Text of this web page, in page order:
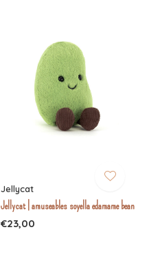
Jellycat
Jellycat | amuseables soyella edamame bean
€23,00